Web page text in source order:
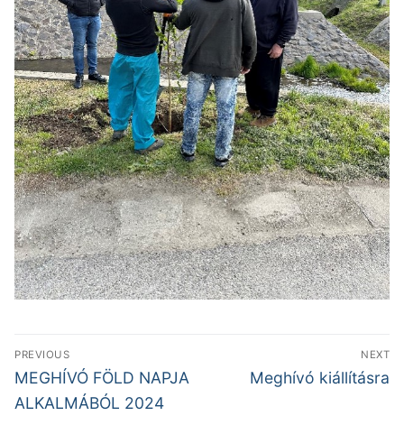
Bejegyzés
navigáció
PREVIOUS
Previous
post:
MEGHÍVÓ FÖLD NAPJA
ALKALMÁBÓL 2024
NEXT
Next
Meghívó kiállításra